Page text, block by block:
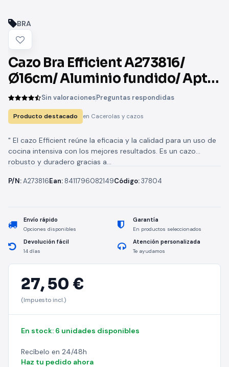
BRA
Cazo Bra Efficient A273816/
Ø16cm/ Aluminio fundido/ Apto
para Inducción
Sin valoracionesPreguntas respondidas
Producto destacado en Cacerolas y cazos
" El cazo Efficient reúne la eficacia y la calidad para un uso de
cocina intensiva con los mejores resultados. Es un cazo
robusto y duradero gracias a...
P/N:A273816Ean: 8411796082149Código:37804
Envío rápido
Opciones disponibles
Garantía
En productos seleccionados
Devolución fácil
14 días
Atención personalizada
Te ayudamos
27,50 €
(Impuesto incl.)
En stock: 6 unidades disponibles
Recíbelo en 24/48h
Haz tu pedido ahora